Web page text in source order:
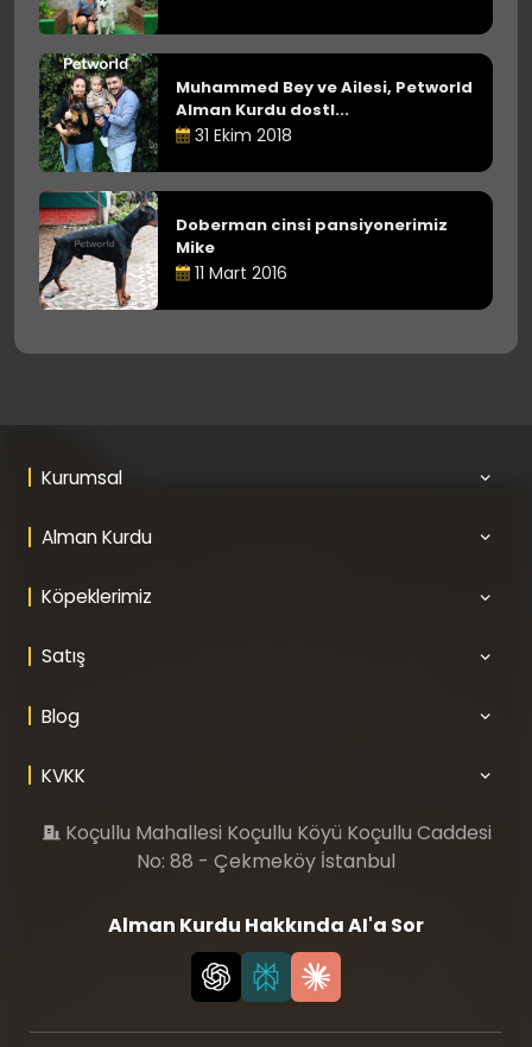
Muhammed Bey ve Ailesi, Petworld
Alman Kurdu dostl...
31 Ekim 2018
Doberman cinsi pansiyonerimiz
Mike
11 Mart 2016
Kurumsal
Alman Kurdu
Köpeklerimiz
Satış
Blog
KVKK
Koçullu Mahallesi Koçullu Köyü Koçullu Caddesi
No: 88 - Çekmeköy İstanbul
Alman Kurdu Hakkında AI'a Sor